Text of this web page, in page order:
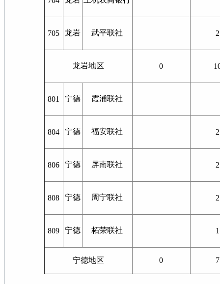
705 龙岩 武平联社 2
龙岩地区 0
801 宁德 霞浦联社
804 宁德 福安联社 2
806 宁德 屏南联社 2
808 宁德 周宁联社 2
809 宁德 柘荣联社 1
宁德地区 0 7